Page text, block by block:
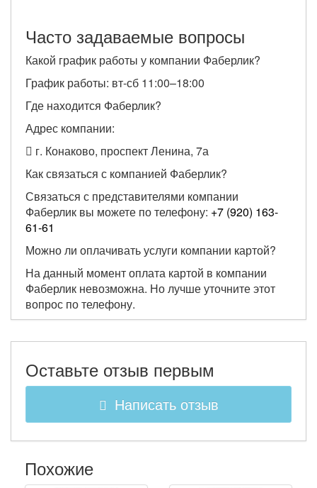
Часто задаваемые вопросы
Какой график работы у компании Фаберлик?
График работы: вт-сб 11:00–18:00
Где находится Фаберлик?
Адрес компании:
г. Конаково, проспект Ленина, 7а
Как связаться с компанией Фаберлик?
Связаться с представителями компании
Фаберлик вы можете по телефону: +7 (920) 163-
61-61
Можно ли оплачивать услуги компании картой?
На данный момент оплата картой в компании
Фаберлик невозможна. Но лучше уточните этот
вопрос по телефону.
Оставьте отзыв первым
Написать отзыв
Похожие